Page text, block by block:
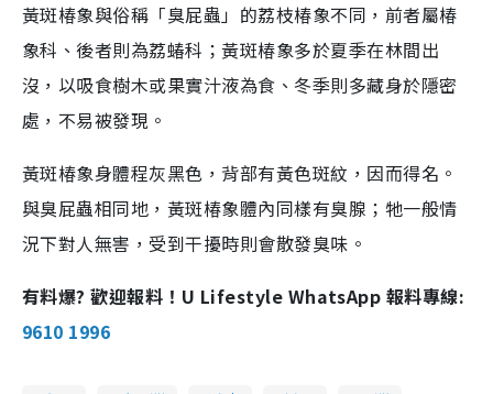
黃斑椿象與俗稱「臭屁蟲」的荔枝椿象不同，前者屬椿
象科、後者則為荔蝽科；黃斑椿象多於夏季在林間出
沒，以吸食樹木或果實汁液為食、冬季則多藏身於隱密
處，不易被發現。
黃斑椿象身體程灰黑色，背部有黃色斑紋，因而得名。
與臭屁蟲相同地，黃斑椿象體內同樣有臭腺；牠一般情
況下對人無害，受到干擾時則會散發臭味。
有料爆? 歡迎報料！U Lifestyle WhatsApp 報料專線:
9610 1996